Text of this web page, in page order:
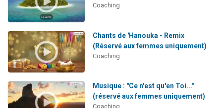
Coaching
Chants de 'Hanouka - Remix
(Réservé aux femmes uniquement)
Coaching
Musique : "Ce n'est qu'en Toi..."
(réservé aux femmes uniquement)
Coaching